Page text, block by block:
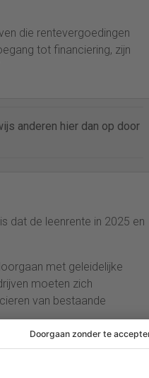
die rentevergoedingen
tot financiering, zijn
anderen hier dan op door
dat de leenrente in 2025 en
met geleidelijke
moeten zich
van bestaande
is gestegen van
invloed hebben op
met deze veranderingen bij